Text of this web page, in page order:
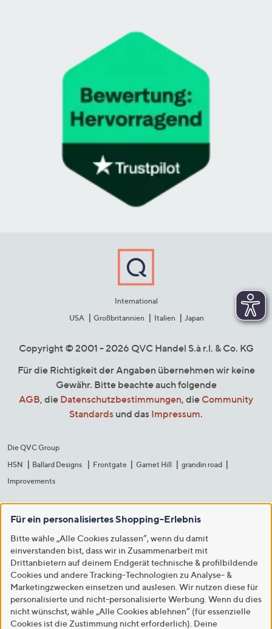
International
USA
Großbritannien Italien Japan
Copyright © 2001 - 2026 QVC Handel S.à r.l. & Co. KG
Für die Richtigkeit der Angaben übernehmen wir keine
Gewähr. Bitte beachte auch folgende
AGB, die Datenschutzbestimmungen, die Community
Standards und das Impressum.
Die QVC Group
HSN
Ballard Designs Frontgate Garnet Hill
grandin road
Improvements
Für ein personalisiertes Shopping-Erlebnis
Bitte wähle „Alle Cookies zulassen“, wenn du damit
einverstanden bist, dass wir in Zusammenarbeit mit
Drittanbietern auf deinem Endgerät technische & profilbildende
Cookies und andere Tracking-Technologien zu Analyse- &
Marketingzwecken einsetzen und auslesen. Wir nutzen diese für
personalisierte und nicht-personalisierte Werbung. Wenn du dies
nicht wünschst, wähle „Alle Cookies ablehnen“ (für essenzielle
Cookies ist die Zustimmung nicht erforderlich). Deine